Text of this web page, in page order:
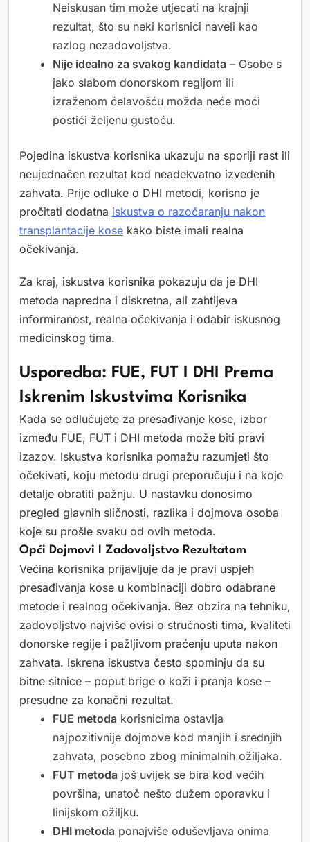
Neiskusan tim može utjecati na krajnji
rezultat, što su neki korisnici naveli kao
razlog nezadovoljstva.
Nije idealno za svakog kandidata – Osobe s
jako slabom donorskom regijom ili
izraženom ćelavošću možda neće moći
postići željenu gustoću.
Pojedina iskustva korisnika ukazuju na sporiji rast ili
neujednačen rezultat kod neadekvatno izvedenih
zahvata. Prije odluke o DHI metodi, korisno je
pročitati dodatna iskustva o razočaranju nakon
transplantacije kose kako biste imali realna
očekivanja.
Za kraj, iskustva korisnika pokazuju da je DHI
metoda napredna i diskretna, ali zahtijeva
informiranost, realna očekivanja i odabir iskusnog
medicinskog tima.
Usporedba: FUE, FUT I DHI Prema
Iskrenim Iskustvima Korisnika
Kada se odlučujete za presađivanje kose, izbor
između FUE, FUT i DHI metoda može biti pravi
izazov. Iskustva korisnika pomažu razumjeti što
očekivati, koju metodu drugi preporučuju i na koje
detalje obratiti pažnju. U nastavku donosimo
pregled glavnih sličnosti, razlika i dojmova osoba
koje su prošle svaku od ovih metoda.
Opći Dojmovi I Zadovoljstvo Rezultatom
Većina korisnika prijavljuje da je pravi uspjeh
presađivanja kose u kombinaciji dobro odabrane
metode i realnog očekivanja. Bez obzira na tehniku,
zadovoljstvo najviše ovisi o stručnosti tima, kvaliteti
donorske regije i pažljivom praćenju uputa nakon
zahvata. Iskrena iskustva često spominju da su
bitne sitnice – poput brige o koži i pranja kose –
presudne za konačni rezultat.
FUE metoda korisnicima ostavlja
najpozitivnije dojmove kod manjih i srednjih
zahvata, posebno zbog minimalnih ožiljaka.
FUT metoda još uvijek se bira kod većih
površina, unatoč nešto dužem oporavku i
linijskom ožiljku.
DHI metoda ponajviše oduševljava onima